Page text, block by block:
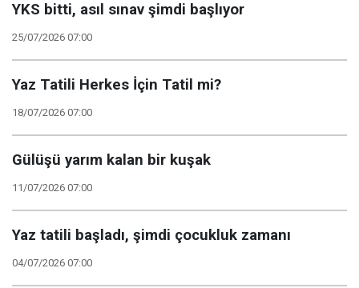
YKS bitti, asıl sınav şimdi başlıyor
25/07/2026 07:00
Yaz Tatili Herkes İçin Tatil mi?
18/07/2026 07:00
Gülüşü yarım kalan bir kuşak
11/07/2026 07:00
Yaz tatili başladı, şimdi çocukluk zamanı
04/07/2026 07:00